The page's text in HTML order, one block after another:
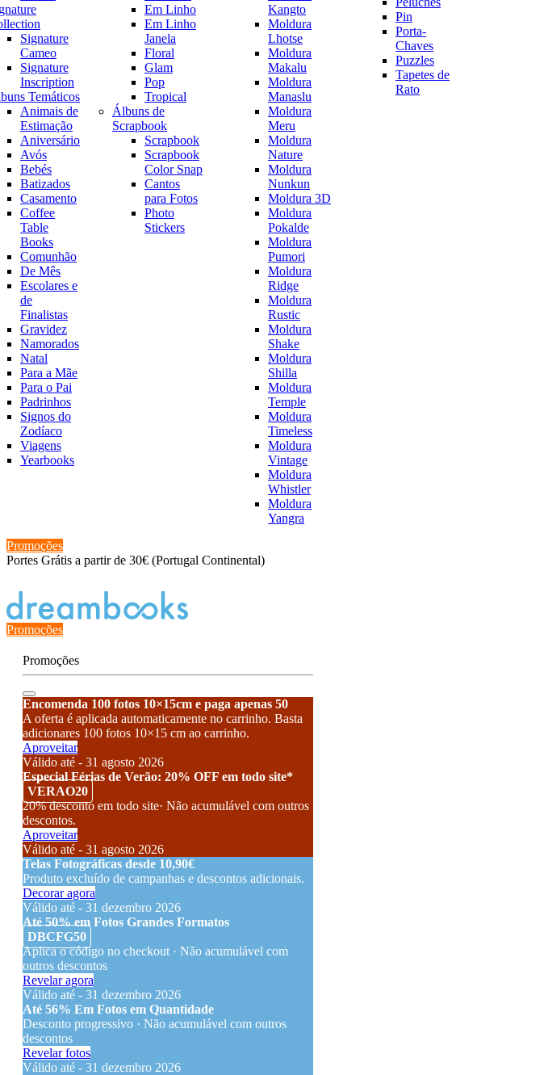
Signature
Cameo
Signature
Inscription
Temáticos
Animais de
Estimação
Aniversário
Avós
Bebés
Batizados
Casamento
Coffee
Table
Books
Comunhão
De Mês
Escolares e
de
Finalistas
Gravidez
Namorados
Natal
Para a Mãe
Para o Pai
Padrinhos
Signos do
Zodíaco
Viagens
Yearbooks
Em Linho
Em Linho
Janela
Floral
Glam
Pop
Tropical
Álbuns de
Scrapbook
Scrapbook
Scrapbook
Color Snap
Cantos
para Fotos
Photo
Stickers
Kangto
Moldura
Lhotse
Moldura
Makalu
Moldura
Manaslu
Moldura
Meru
Moldura
Nature
Moldura
Nunkun
Moldura 3D
Moldura
Pokalde
Moldura
Pumori
Moldura
Ridge
Moldura
Rustic
Moldura
Shake
Moldura
Shilla
Moldura
Temple
Moldura
Timeless
Moldura
Vintage
Moldura
Whistler
Moldura
Yangra
Pin
Porta-
Chaves
Puzzles
Tapetes de
Rato
Promoções
Portes Grátis a partir de 30€ (Portugal Continental)
Promoções
Promoções
Encomenda 100 fotos 10×15cm e paga apenas 50
A oferta é aplicada automaticamente no carrinho. Basta
adicionares 100 fotos 10×15 cm ao carrinho.
Aproveitar
Válido até - 31 agosto 2026
Especial Férias de Verão: 20% OFF em todo site*
VERAO20
20% desconto em todo site· Não acumulável com outros
descontos.
Aproveitar
Válido até - 31 agosto 2026
Telas Fotográficas desde 10,90€
Produto excluído de campanhas e descontos adicionais.
Decorar agora
Válido até - 31 dezembro 2026
Até 50% em Fotos Grandes Formatos
DBCFG50
Aplica o código no checkout · Não acumulável com
outros descontos
Revelar agora
Válido até - 31 dezembro 2026
Até 56% Em Fotos em Quantidade
Desconto progressivo · Não acumulável com outros
descontos
Revelar fotos
Válido até - 31 dezembro 2026